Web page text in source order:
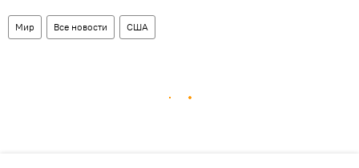
Мир Все новости США